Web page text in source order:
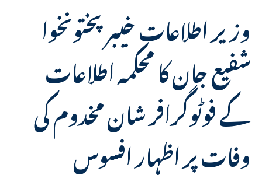
وزیر اطلاعات خیبرپختونخوا
شفیع جان کا محکمہ اطلاعات
کے فوٹوگرافر شان مخدوم کی
وفات پر اظہار افسوس